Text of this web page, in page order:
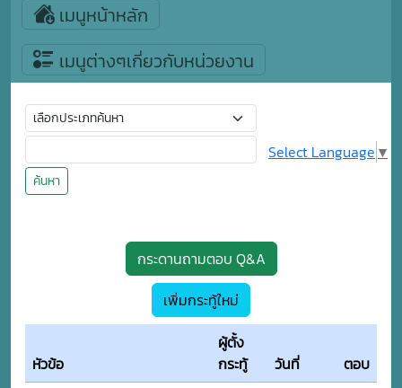
เมนูหน้าหลัก
เมนูต่างๆเกี่ยวกับหน่วยงาน
ค้นหา
Select Language ▼
กระดานถามตอบ Q&A
เพิ่มกระทู้ใหม่
หัวข้อ
ผู้ตั้ง
กระทู้
วันที่
ตอบ